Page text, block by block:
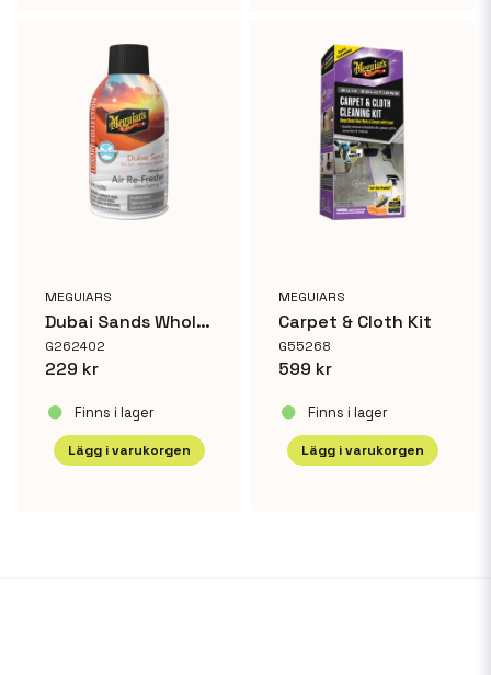
MEGUIARS
Dubai Sands Whole Car Air Re-Fresher-EU
G262402
229 kr
Finns i lager
Lägg i varukorgen
MEGUIARS
Carpet & Cloth Kit
G55268
599 kr
Finns i lager
Lägg i varukorgen